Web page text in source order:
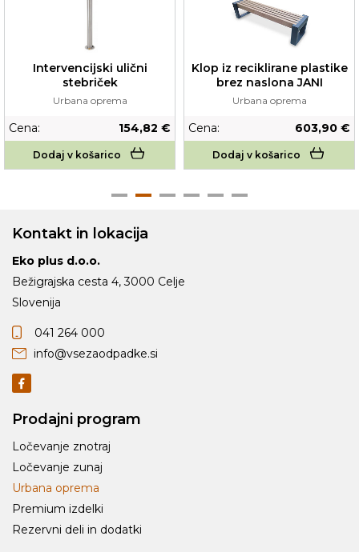
Intervencijski ulični
stebriček
Urbana oprema
Cena: 154,82 €
Dodaj v košarico
Klop iz reciklirane plastike
brez naslona JANI
Urbana oprema
Cena: 603,90 €
Dodaj v košarico
Kontakt in lokacija
Eko plus d.o.o.
Bežigrajska cesta 4, 3000 Celje
Slovenija
041 264 000
info@vsezaodpadke.si
Prodajni program
Ločevanje znotraj
Ločevanje zunaj
Urbana oprema
Premium izdelki
Rezervni deli in dodatki